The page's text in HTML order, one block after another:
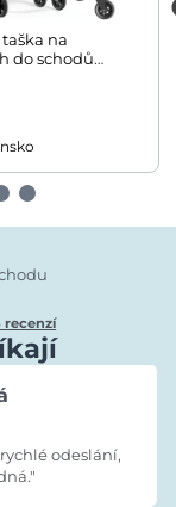
na
do schodů
recenzí
odeslání,